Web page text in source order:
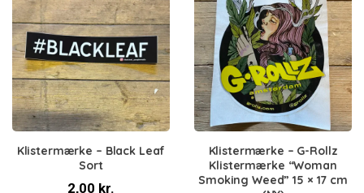
Klistermærke – Black Leaf
Sort
2,00 kr.
Klistermærke – G-Rollz
Klistermærke “Woman
Smoking Weed” 15 × 17 cm